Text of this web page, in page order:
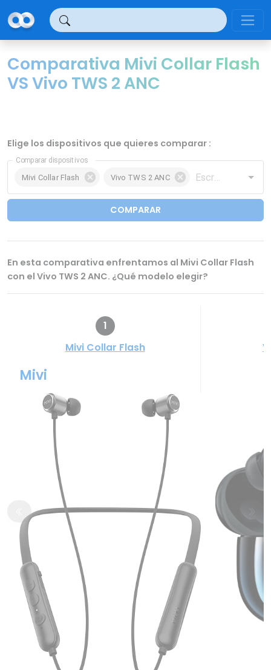
Comparativa Mivi Collar Flash
VS Vivo TWS 2 ANC
Elige los dispositivos que quieres comparar :
Comparar dispositivos
Mivi Collar Flash Vivo TWS 2 ANC
COMPARAR
En esta comparativa enfrentamos al Mivi Collar Flash
con el Vivo TWS 2 ANC. ¿Qué modelo elegir?
1
Mivi Collar Flash
Mivi
Panel de gestión de cookies